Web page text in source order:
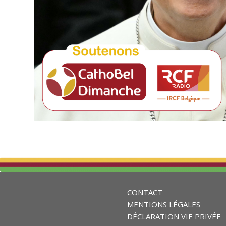
CONTACT
MENTIONS LÉGALES
DÉCLARATION VIE PRIVÉE